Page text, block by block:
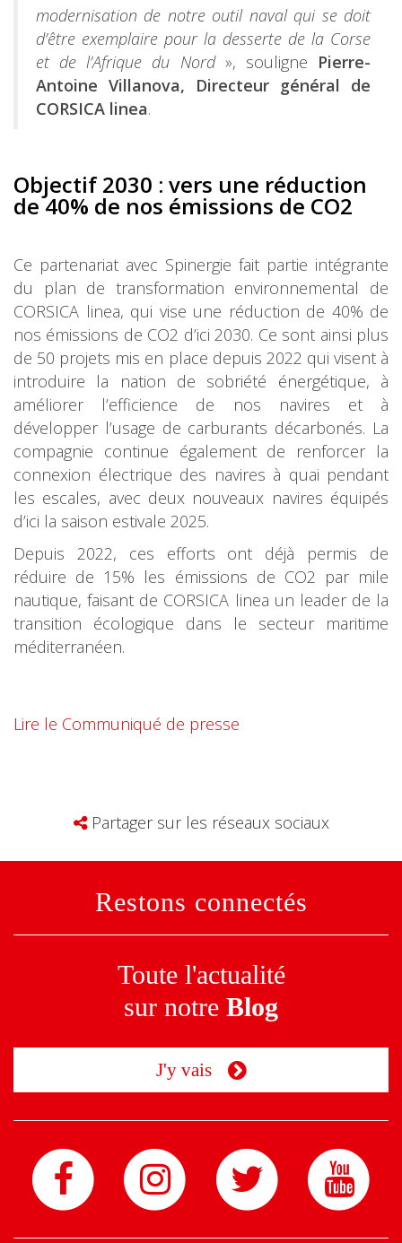
modernisation de notre outil naval qui se doit
d’être exemplaire pour la desserte de la Corse
et de l’Afrique du Nord», souligne Pierre-
Antoine Villanova, Directeur général de
CORSICA linea.
Objectif 2030 : vers une réduction
de 40% de nos émissions de CO2
Ce partenariat avec Spinergie fait partie intégrante
du plan de transformation environnemental de
CORSICA linea, qui vise une réduction de 40% de
nos émissions de CO2 d’ici 2030. Ce sont ainsi plus
de 50 projets mis en place depuis 2022 qui visent à
introduire la nation de sobriété énergétique, à
améliorer l’efficience de nos navires et à
développer l’usage de carburants décarbonés. La
compagnie continue également de renforcer la
connexion électrique des navires à quai pendant
les escales, avec deux nouveaux navires équipés
d’ici la saison estivale 2025.
Depuis 2022, ces efforts ont déjà permis de
réduire de 15% les émissions de CO2 par mile
nautique, faisant de CORSICA linea un leader de la
transition écologique dans le secteur maritime
méditerranéen.
Lire le Communiqué de presse
Partager sur les réseaux sociaux
Restons connectés
Toute l'actualité
sur notre Blog
J'y vais